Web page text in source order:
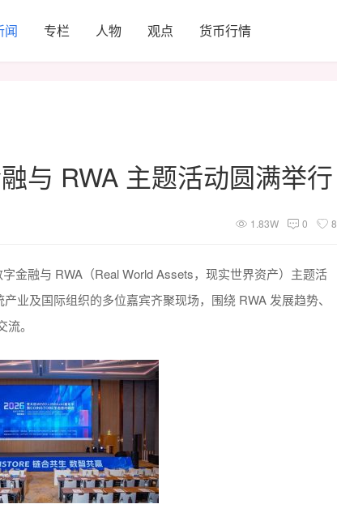
闻 专栏 人物 观点 货币行情
与 RWA 主题活动圆满举行
1.83W 0 8
金融与 RWA（Real World Assets，现实世界资产）主题活
业及国际组织的多位嘉宾齐聚现场，围绕 RWA 发展趋势、
。